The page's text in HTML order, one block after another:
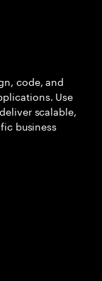
code, and
Use
scalable,
business